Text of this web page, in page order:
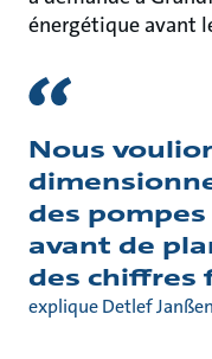
énergétique avant
Nous
des
avant de
des chiffres
explique Detlef